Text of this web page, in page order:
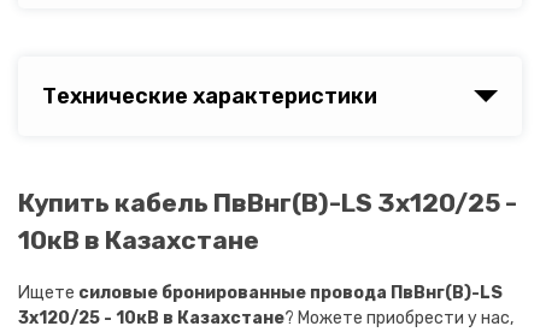
Технические характеристики
Купить кабель ПвВнг(B)-LS 3х120/25 -
10кВ в Казахстане
Ищете силовые бронированные провода ПвВнг(B)-LS
3х120/25 - 10кВ в Казахстане? Можете приобрести у нас,